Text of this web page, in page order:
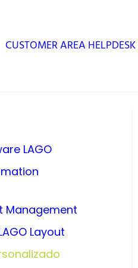
CUSTOMER AREA HELPDESK
LAGO
Management
Layout